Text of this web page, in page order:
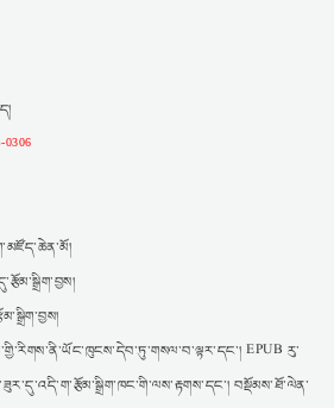
0306
EPUB རུ་
བསྡོམས་ཐོ་ལེན་